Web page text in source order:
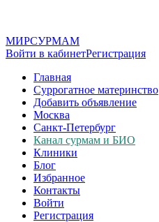
МИРСУРМАМ
Войти в кабинетРегистрация
Главная
Суррогатное материнство
Добавить объявление
Москва
Санкт-Петербург
Канал сурмам и БИО
Клиники
Блог
Избранное
Контакты
Войти
Регистрация